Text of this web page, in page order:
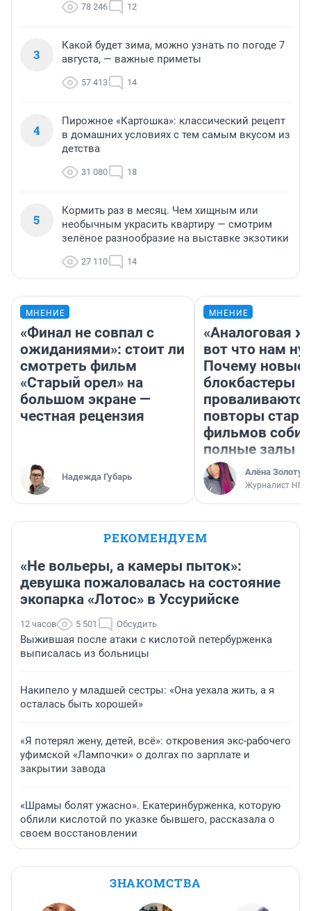
78 246 12
3
Какой будет зима, можно узнать по погоде 7
августа, — важные приметы
57 413 14
4
Пирожное «Картошка»: классический рецепт
в домашних условиях с тем самым вкусом из
детства
31 080 18
5
Кормить раз в месяц. Чем хищным или
необычным украсить квартиру — смотрим
зелёное разнообразие на выставке экзотики
27 110 14
МНЕНИЕ
«Финал не совпал с
ожиданиями»: стоит ли
смотреть фильм
«Старый орел» на
большом экране —
честная рецензия
Надежда Губарь
МНЕНИЕ
«Аналоговая
вот что нам
Почему новые
блокбастеры
повторы
фильмов
полные залы
Алёна
Журналист НГС
РЕКОМЕНДУЕМ
«Не вольеры, а камеры пыток»:
девушка пожаловалась на состояние
экопарка «Лотос» в Уссурийске
12 часов 5 501 Обсудить
Выжившая после атаки с кислотой петербурженка
выписалась из больницы
Накипело у младшей сестры: «Она уехала жить, а я
осталась быть хорошей»
«Я потерял жену, детей, всё»: откровения экс-рабочего
уфимской «Лампочки» о долгах по зарплате и
закрытии завода
«Шрамы болят ужасно». Екатеринбурженка, которую
облили кислотой по указке бывшего, рассказала о
своем восстановлении
ЗНАКОМСТВА